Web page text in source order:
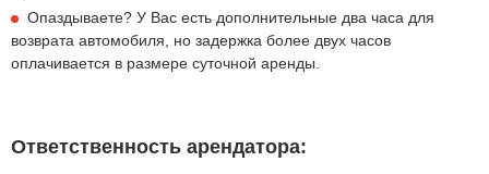
Опаздываете? У Вас есть дополнительные два часа для
возврата автомобиля, но задержка более двух часов
оплачивается в размере суточной аренды.
Ответственность арендатора: